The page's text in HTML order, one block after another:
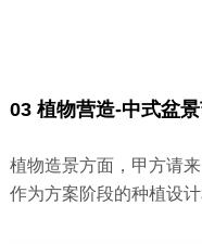
03 植物营造-中式盆
植物造景方面，甲方请
作为方案阶段的种植设